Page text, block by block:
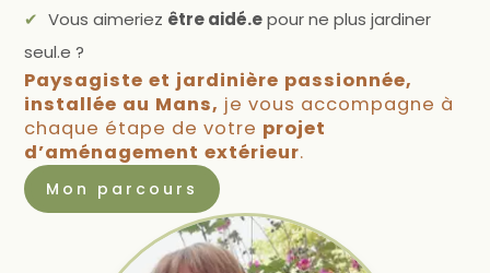
Vous aimeriez être aidé.epour ne plus jardiner
seul.e ?
Paysagiste et jardinière passionnée,
installée au Mans, je vous accompagne à
chaque étape de votre projet
d’aménagement extérieur.
Mon parcours